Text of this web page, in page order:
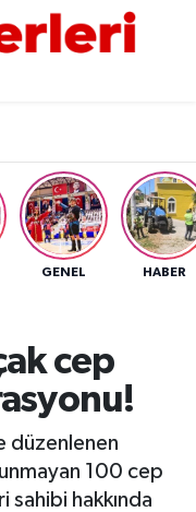
GENEL HABER
cep
düzenlenen
100 cep
hakkında